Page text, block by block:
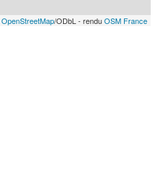
OpenStreetMap/ODbL - renduOSM France